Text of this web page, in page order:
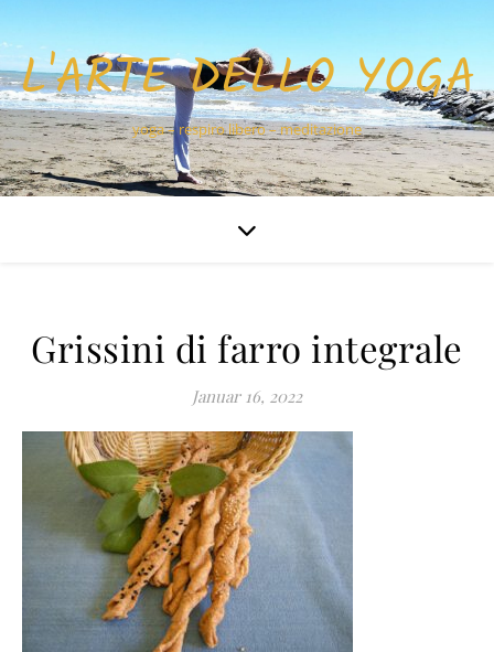
L'ARTE DELLO YOGA
yoga – respiro libero – meditazione
Grissini di farro integrale
Januar 16, 2022